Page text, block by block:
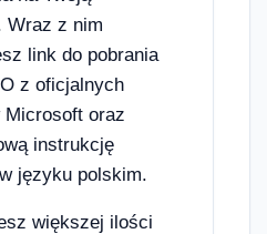
Wraz z nim
link do pobrania
z oficjalnych
Microsoft oraz
instrukcję
języku polskim.
większej ilości